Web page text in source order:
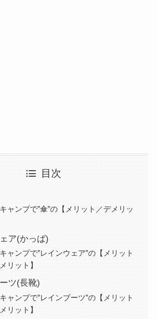
目次
ャンプで”傘”の【メリット／デメリッ
ア(かっぱ)
ャンプで”レインウェア”の【メリット
リット】
ツ(長靴)
ャンプで”レインブーツ”の【メリット
リット】